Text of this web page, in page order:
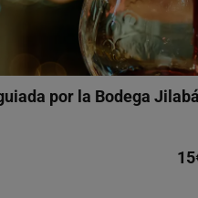
por la Bodega Jilabá